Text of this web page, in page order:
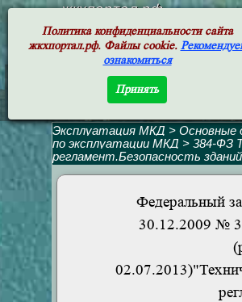
жкхпортал.рф
Эксплуатация МКД > Основные
по эксплуатации МКД > 384-ФЗ
регламент.Безопасность зданий
Федеральный
30.12.2009 №
Политика конфиденциальности сайта
жкхпортал.рф. Файлы cookie.
ознакомиться
Принять